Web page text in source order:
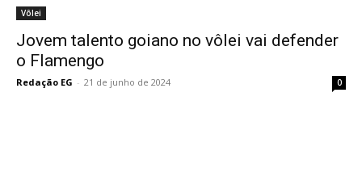
Vôlei
Jovem talento goiano no vôlei vai defender
o Flamengo
Redação EG - 21 de junho de 2024 0